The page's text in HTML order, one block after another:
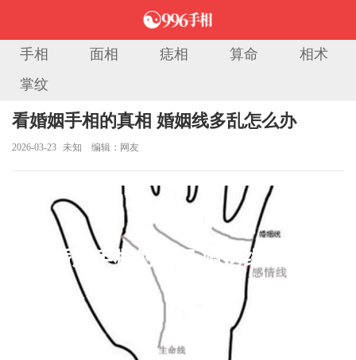
手相 面相 痣相 算命
相术
掌纹
当前位置：
看婚姻手相的真相 婚姻线多乱怎么办
2026-03-23 未知 编辑：网友